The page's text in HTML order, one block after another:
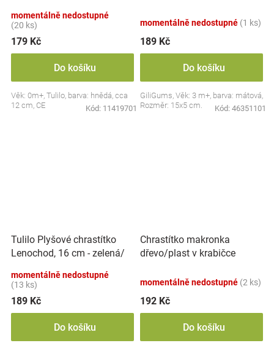
momentálně nedostupné
(20 ks)
179 Kč
Do košíku
Věk: 0m+, Tulilo, barva: hnědá, cca
12 cm, CE
Kód: 11419701
momentálně nedostupné (1 ks)
189 Kč
Do košíku
GiliGums, Věk: 3 m+, barva: mátová,
Rozměr: 15x5 cm.
Kód: 46351101
Tulilo Plyšové chrastítko
Lenochod, 16 cm - zelená/
momentálně nedostupné
(13 ks)
189 Kč
Do košíku
Chrastítko makronka
dřevo/plast v krabičce
momentálně nedostupné (2 ks)
192 Kč
Do košíku